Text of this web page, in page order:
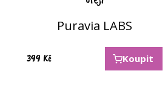
Puravia LABS
399 Kč Koupit